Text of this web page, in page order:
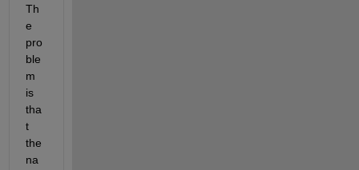
Th
e
pro
ble
m
is
tha
t
the
na